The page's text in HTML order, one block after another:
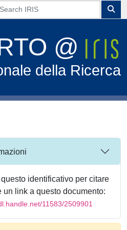
@
della Ricerca
identificativo per citare
un link a questo documento:
11583/2509901